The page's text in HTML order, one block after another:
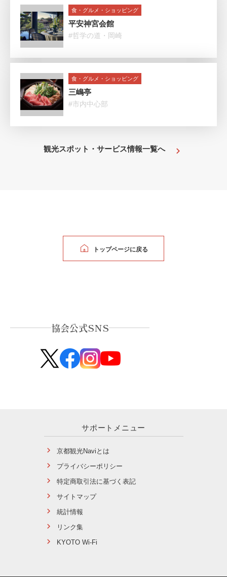
食・グルメ・ショッピング
平安神宮会館
#哲学の道・岡崎
食・グルメ・ショッピング
三嶋亭
#市内中心部
観光スポット・サービス情報一覧へ
トップページに戻る
協会公式SNS
サポートメニュー
京都観光Naviとは
プライバシーポリシー
特定商取引法に基づく表記
サイトマップ
統計情報
リンク集
KYOTO Wi-Fi